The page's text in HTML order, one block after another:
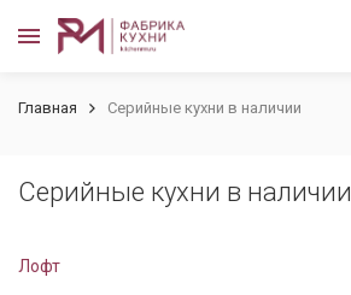
Главная Серийные кухни в наличии
Серийные кухни в наличии
Лофт